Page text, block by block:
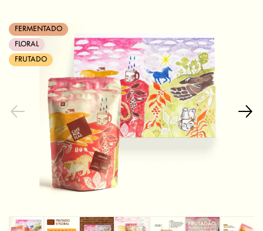
FERMENTADO
FLORAL
FRUTADO